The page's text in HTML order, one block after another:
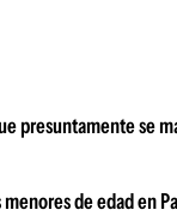
presuntamente se
de edad en